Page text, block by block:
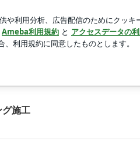
7枚目
グ施工